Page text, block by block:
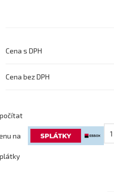
Cena s DPH
Cena bez DPH
1
na